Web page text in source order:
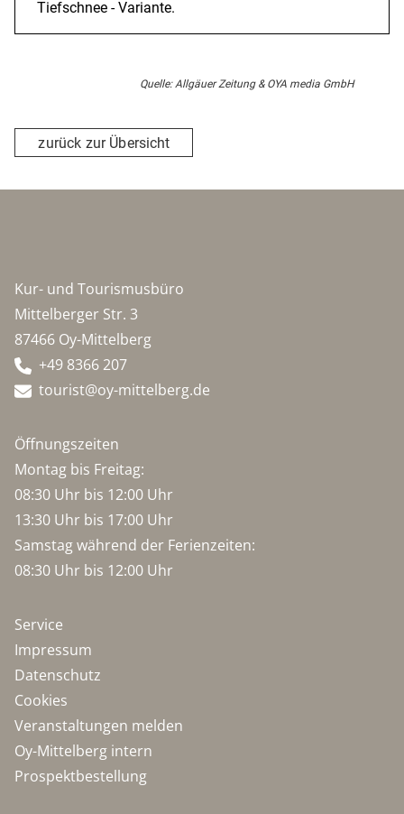
Tiefschnee - Variante.
Quelle: Allgäuer Zeitung & OYA media GmbH
zurück zur Übersicht
Kur- und Tourismusbüro
Mittelberger Str. 3
87466 Oy-Mittelberg
+49 8366 207
tourist@oy-mittelberg.de
Öffnungszeiten
Montag bis Freitag:
08:30 Uhr bis 12:00 Uhr
13:30 Uhr bis 17:00 Uhr
Samstag während der Ferienzeiten:
08:30 Uhr bis 12:00 Uhr
Service
Impressum
Datenschutz
Cookies
Veranstaltungen melden
Oy-Mittelberg intern
Prospektbestellung